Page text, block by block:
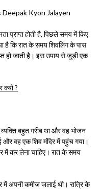
प्राप्त होती है, पिछले समय में किए
है कि रात के समय शिवलिंग के पास
हो जाती है। इस उपाय से जुड़ी एक
?
बहुत गरीब था और वह भोजन
वह एक शिव मंदिर में पहुंच गया।
में कर लेना चाहिए। रात के समय
अपनी कमीज जलाई थी। रात्रि के